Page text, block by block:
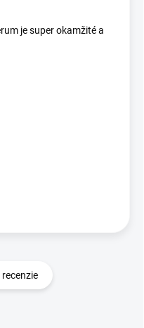
je super okamžité a